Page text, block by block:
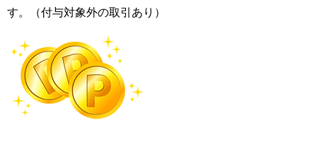
す。（付与対象外の取引あり）